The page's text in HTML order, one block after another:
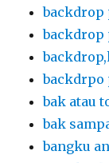
backdrop
backdrop
backdrpo
bak atau
bak
bangku